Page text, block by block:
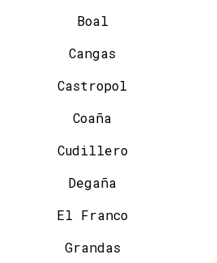
Boal
Cangas
Castropol
Coaña
Cudillero
Degaña
El Franco
Grandas